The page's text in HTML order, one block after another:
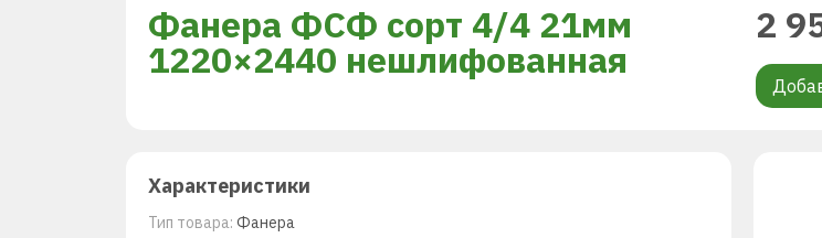
Фанера ФСФ сорт 4/4 21мм
1220×2440 нешлифованная
2
Характеристики
Тип товара: Фанера